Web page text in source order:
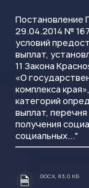
Постановление
29.04.2014 №
условий
выплат,
11 Закона
«О
комплекса
категорий
выплат,
получения
социальных..."
.DOCX
.DOCX, 83,0 КБ